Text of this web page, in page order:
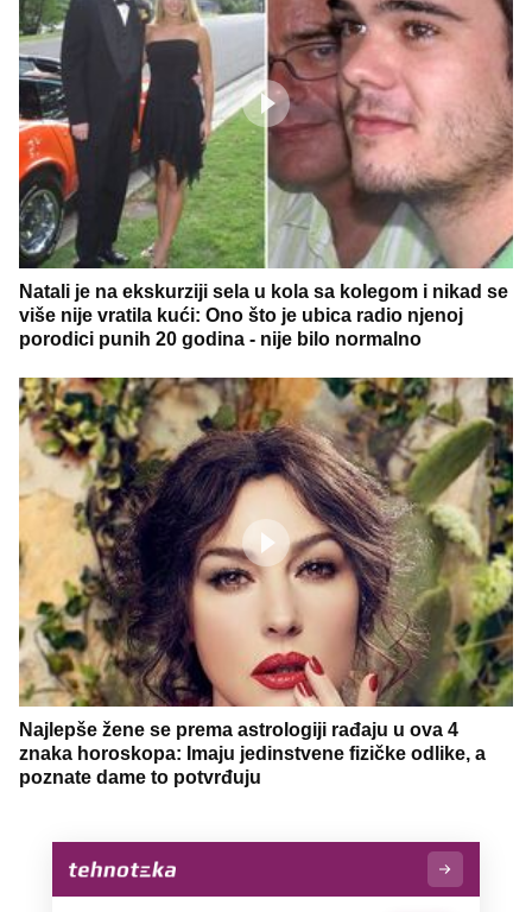
Natali je na ekskurziji sela u kola sa kolegom i nikad se
više nije vratila kući: Ono što je ubica radio njenoj
porodici punih 20 godina - nije bilo normalno
Najlepše žene se prema astrologiji rađaju u ova 4
znaka horoskopa: Imaju jedinstvene fizičke odlike, a
poznate dame to potvrđuju